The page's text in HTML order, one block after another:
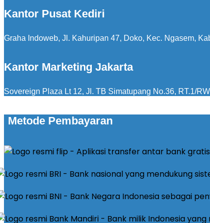
Kantor Pusat Kediri
Graha Indoweb, Jl. Kahuripan 47, Doko, Kec. Ngasem,
Kantor Marketing Jakarta
Sovereign Plaza Lt 12, Jl. TB Simatupang No.36, RT.1/
Metode Pembayaran